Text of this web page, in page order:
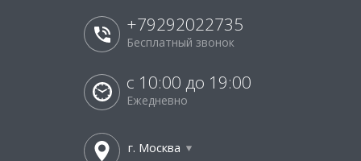
+79292022735
Бесплатный звонок
с 10:00 до 19:00
Ежедневно
г. Москва